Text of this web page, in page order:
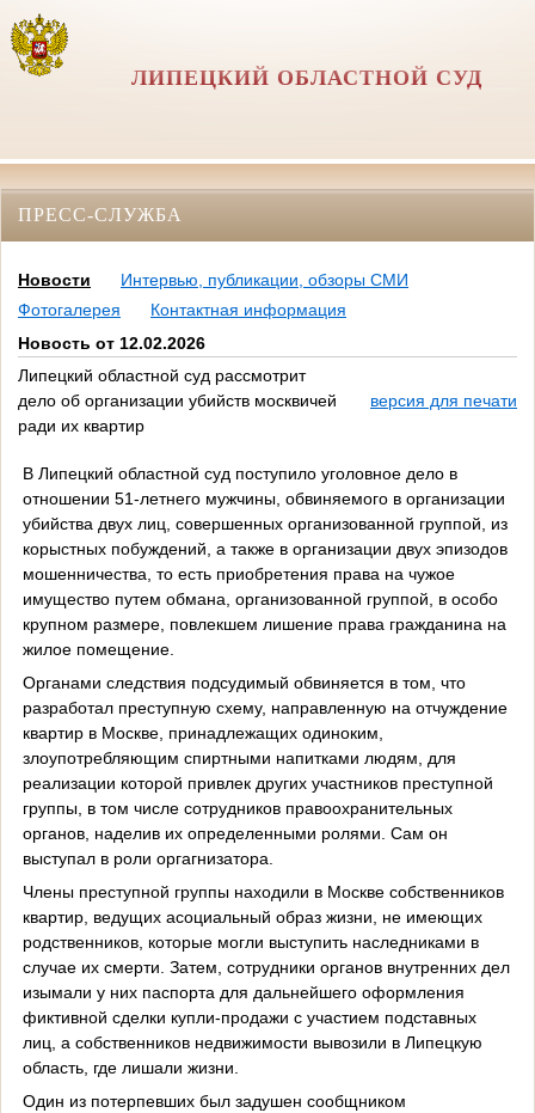
ЛИПЕЦКИЙ ОБЛАСТНОЙ СУД
ПРЕСС-СЛУЖБА
Новости
Интервью, публикации, обзоры СМИ
Фотогалерея
Контактная информация
Новость от 12.02.2026
Липецкий областной суд рассмотрит
дело об организации убийств москвичей
ради их квартир
версия для печати
В Липецкий областной суд поступило уголовное дело в
отношении 51-летнего мужчины, обвиняемого в организации
убийства двух лиц, совершенных организованной группой, из
корыстных побуждений, а также в организации двух эпизодов
мошенничества, то есть приобретения права на чужое
имущество путем обмана, организованной группой, в особо
крупном размере, повлекшем лишение права гражданина на
жилое помещение.
Органами следствия подсудимый обвиняется в том, что
разработал преступную схему, направленную на отчуждение
квартир в Москве, принадлежащих одиноким,
злоупотребляющим спиртными напитками людям, для
реализации которой привлек других участников преступной
группы, в том числе сотрудников правоохранительных
органов, наделив их определенными ролями. Сам он
выступал в роли оргагнизатора.
Члены преступной группы находили в Москве собственников
квартир, ведущих асоциальный образ жизни, не имеющих
родственников, которые могли выступить наследниками в
случае их смерти. Затем, сотрудники органов внутренних дел
изымали у них паспорта для дальнейшего оформления
фиктивной сделки купли-продажи с участием подставных
лиц, а собственников недвижимости вывозили в Липецкую
область, где лишали жизни.
Один из потерпевших был задушен сообщником